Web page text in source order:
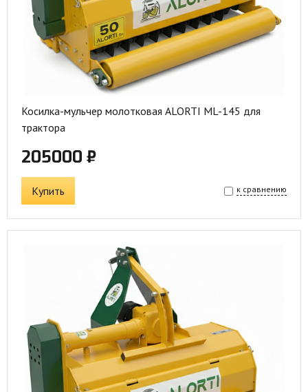
Косилка-мульчер молотковая ALORTI ML-145 для
трактора
205000 ₽
Купить к сравнению